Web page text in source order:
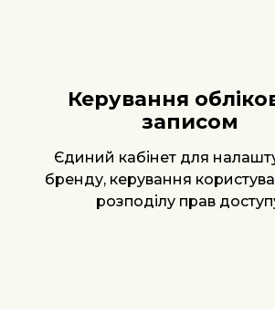
Аналітика та
автоматизація
коли бізнес зросте —
для розширення
автоматизації всіх